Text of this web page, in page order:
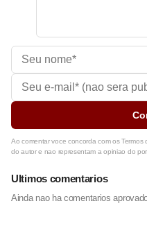
Ao comentar voce concorda com os
do autor e nao representam a opiniao do
Ultimos comentarios
Ainda nao ha comentarios